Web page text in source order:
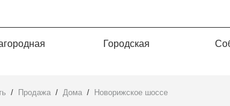
Городская
Продажа дома Новорижское шоссе